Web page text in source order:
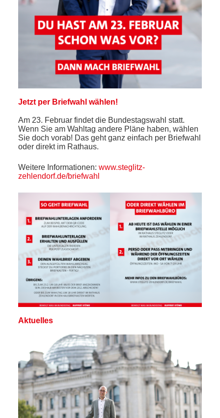
Jetzt per Briefwahl wählen!
Am 23. Februar findet die Bundestagswahl statt.
Wenn Sie am Wahltag andere Pläne haben, wählen
Sie doch vorab! Das geht ganz einfach per Briefwahl
oder direkt im Rathaus.
Weitere Informationen: www.steglitz-
zehlendorf.de/briefwahl
Aktuelles